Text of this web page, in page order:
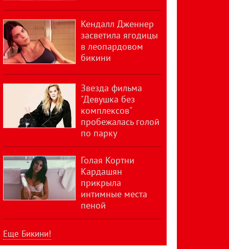
Кендалл Дженнер
засветила ягодицы
в леопардовом
бикини
Звезда фильма
"Девушка без
комплексов"
пробежалась голой
по парку
Голая Кортни
Кардашян
прикрыла
интимные места
пеной
Еще Бикини!